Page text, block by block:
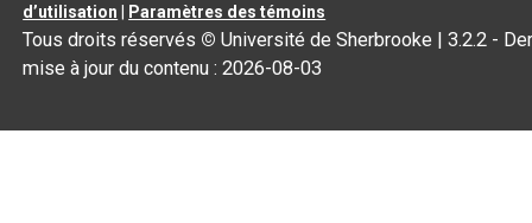
d’utilisation
Paramètres des témoins
Tous droits réservés © Université de Sherbrooke |3.2.2 -
mise à jour du contenu :2026-08-03